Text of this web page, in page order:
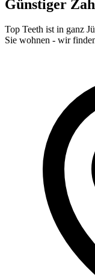
Günstiger
Top Teeth ist in ganz
Sie wohnen - wir